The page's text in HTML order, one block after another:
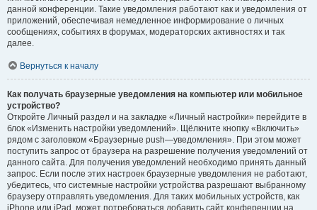
данной конференции. Такие уведомления работают как и уведомления от
приложений, обеспечивая немедленное информирование о личных
сообщениях, событиях в форумах, модераторских активностях и так
далее.
Вернуться к началу
Как получать браузерные уведомления на компьютер или мобильное
устройство?
Откройте Личный раздел и на закладке «Личный настройки» перейдите в
блок «Изменить настройки уведомлений». Щёлкните кнопку «Включить»
рядом с заголовком «Браузерные push—уведомления». При этом может
поступить запрос от браузера на разрешение получения уведомлений от
данного сайта. Для получения уведомлений необходимо принять данный
запрос. Если после этих настроек браузерные уведомления не работают,
убедитесь, что системные настройки устройства разрешают выбранному
браузеру отправлять уведомления. Для таких мобильных устройств, как
iPhone или iPad, может потребоваться добавить сайт конференции на